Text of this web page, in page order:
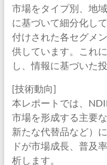
市場をタイプ別、地
に基づいて細分化し
付けされた各セグメ
供しています。これ
し、情報に基づいた
[技術動向]
本レポートでは、
市場を形成する主要
新たな代替品など）
ドが市場成長、普及
析します。